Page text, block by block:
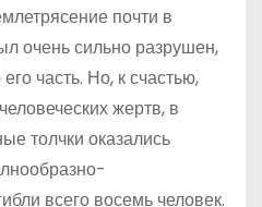
почти в
очень сильно разрушен,
часть. Но, к счастью,
жертв, в
толчки оказались
всего восемь человек.